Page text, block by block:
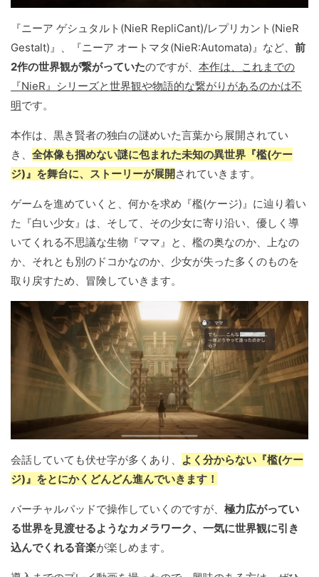
『ニーア ゲシュタルト(NieR RepliCant)/レプリカント(NieR
Gestalt)』、『ニーア オートマタ(NieR:Automata)』など、 前
2作の世界観が繋がっていたのですが、 本作は、これまでの
『NieR』シリーズと世界観や物語的な繋がりがあるのかは不
明です。
本作は、黒き賢者の独白の謎めいた言葉から展開されてい
き、 全体像も掴めない謎に包まれた未知の異世界『檻(ケー
ジ)』を舞台に、ストーリーが展開 されていきます。
ゲームを進めていくと、何かを求め『檻(ケージ)』に辿り着い
た『白い少女』は、そして、その少女に寄り沿い、優しく導
いてくれる不思議な生物『ママ』と、檻の奥なのか、上なの
か、それとも別のドコかなのか、少女が失った多くのものを
取り戻すため、冒険していきます。
会話していても伏せ字が多くあり、
よく分からない『檻(ケー
ジ)』をとにかくどんどん進んでいきます！
バーチャルパッドで操作していくのですが、 極力広がってい
る世界を見渡せるようなカメラワーク、一気に世界観に引き
込んでくれる音楽が楽しめます。